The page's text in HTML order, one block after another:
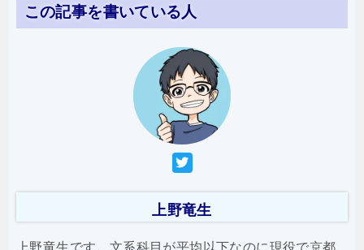
この記事を書いている人
上野竜生
上野竜生です。文系科目が平均以下なのに現役で京都